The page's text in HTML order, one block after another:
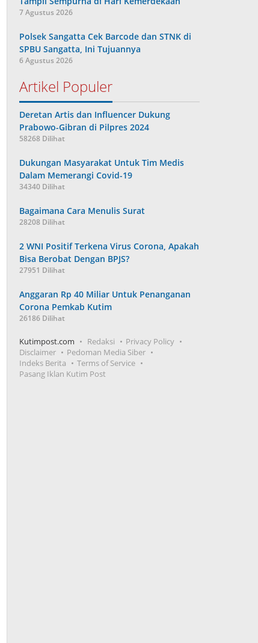
7 Agustus 2026
Polsek Sangatta Cek Barcode dan STNK di
SPBU Sangatta, Ini Tujuannya
6 Agustus 2026
Artikel Populer
Deretan Artis dan Influencer Dukung
Prabowo-Gibran di Pilpres 2024
58268 Dilihat
Dukungan Masyarakat Untuk Tim Medis
Dalam Memerangi Covid-19
34340 Dilihat
Bagaimana Cara Menulis Surat
28208 Dilihat
2 WNI Positif Terkena Virus Corona, Apakah
Bisa Berobat Dengan BPJS?
27951 Dilihat
Anggaran Rp 40 Miliar Untuk Penanganan
Corona Pemkab Kutim
26186 Dilihat
Kutimpost.com Redaksi
Privacy Policy
Disclaimer
Pedoman Media Siber
Indeks Berita
Terms of Service
Pasang Iklan Kutim Post